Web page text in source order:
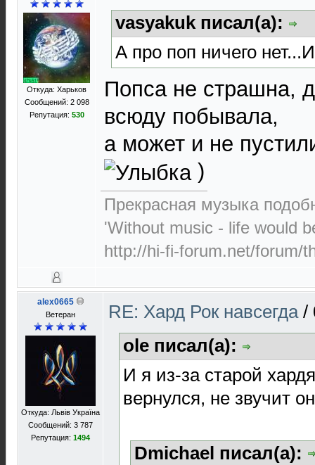
Откуда: Харьков
Сообщений: 2 098
Репутация: 530
vasyakuk писал(а):
А про поп ничего
Попса не страшна,
всюду побывала,
а может и не
)
Прекрасная музыка
'Without music - life would
http://hi-fi-forum.net/forum/
alex0665
Ветеран
Откуда: Львів Україна
Сообщений: 3 787
Репутация: 1494
RE: Хард Рок навсегда /
ole писал(а):
И я из-за старой
вернулся, не звучит
Dmichael писал(а):